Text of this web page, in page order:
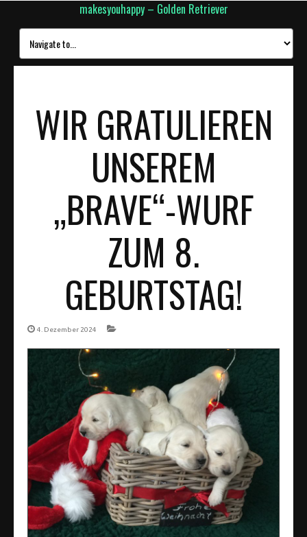
makesyouhappy – Golden Retriever
WIR GRATULIEREN
UNSEREM
„BRAVE“-WURF
ZUM 8.
GEBURTSTAG!
4. Dezember 2024